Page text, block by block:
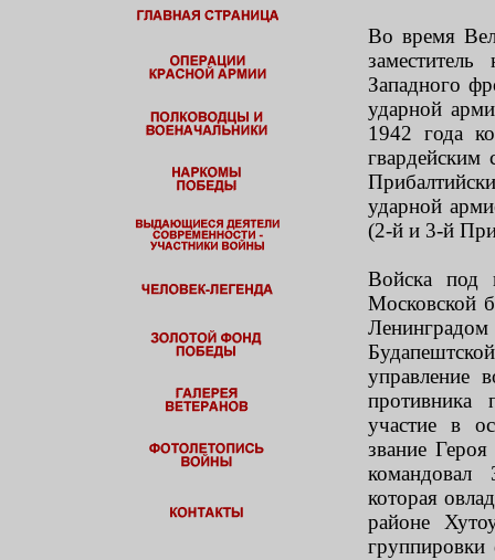
Во время
Западного
ударной
1942 года
ударной
(2-й и 3-й
Войска под
Московской
управление
участие в
звание
командовал
которая
районе